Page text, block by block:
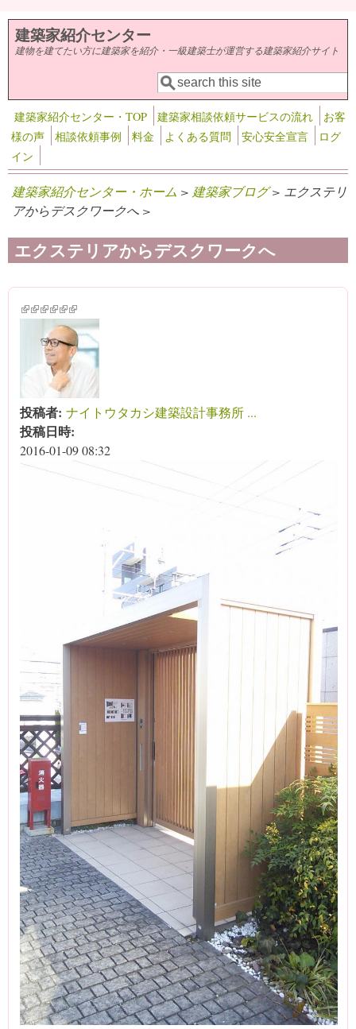
メインコンテンツに移動
建築家紹介センター
建物を建てたい方に建築家を紹介・一級建築士が運営する建築家紹介サイト
検索フォーム
検索
建築家紹介センター・TOP 建築家相談依頼サービスの流れ
お客
様の声
相談依頼事例 料金 よくある質問 安心安全宣言
ログ
イン
建築家紹介センター・ホーム > 建築家ブログ> エクステリ
アからデスクワークへ >
エクステリアからデスクワークへ
(link is external)
(link is external)
(link is external)
(link is external)
(link is external)
(link is external)
投稿者: ナイトウタカシ建築設計事務所 ...
投稿日時:
2016-01-09 08:32